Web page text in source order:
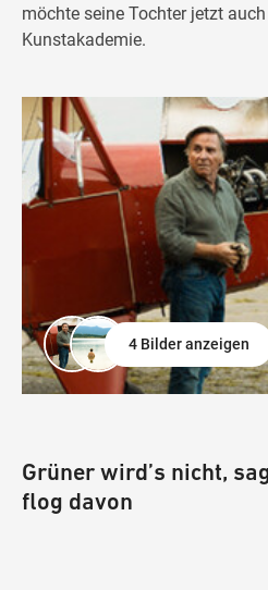
möchte seine Tochter jetzt
Kunstakademie.
4 Bilder anzeigen
Grüner wird’s nicht,
flog davon